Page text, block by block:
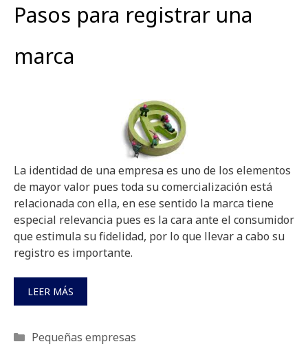
Pasos para registrar una
marca
La identidad de una empresa es uno de los elementos
de mayor valor pues toda su comercialización está
relacionada con ella, en ese sentido la marca tiene
especial relevancia pues es la cara ante el consumidor
que estimula su fidelidad, por lo que llevar a cabo su
registro es importante.
LEER MÁS
Categorías
Pequeñas empresas